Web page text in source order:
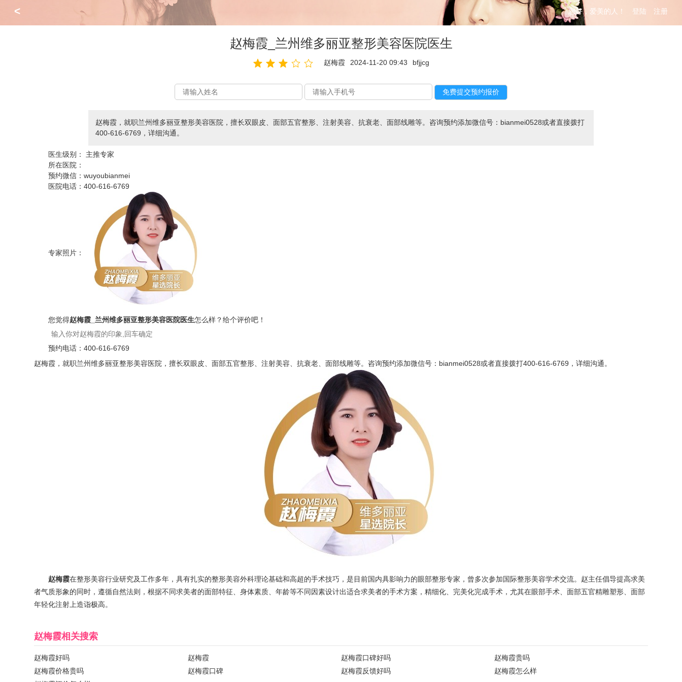
< 您好，爱美的人！ 登陆 注册
赵梅霞_兰州维多丽亚整形美容医院医生
赵梅霞 2024-11-20 09:43 bfjjcg
赵梅霞，就职兰州维多丽亚整形美容医院，擅长双眼皮、面部五官整形、注射美容、抗衰老、面部线雕等。咨询预约添加微信号：bianmei0528或者直接拨打
400-616-6769，详细沟通。
医生级别：
主推专家
所在医院：
预约微信：wuyoubianmei
医院电话：400-616-6769
专家照片：
您觉得赵梅霞_兰州维多丽亚整形美容医院医生怎么样？给个评价吧！
预约电话：400-616-6769
赵梅霞，就职兰州维多丽亚整形美容医院，擅长双眼皮、面部五官整形、注射美容、抗衰老、面部线雕等。咨询预约添加微信号：bianmei0528或者直接拨打400-616-6769，详细沟通。
赵梅霞在整形美容行业研究及工作多年，具有扎实的整形美容外科理论基础和高超的手术技巧，是目前国内具影响力的眼部整形专家，曾多次参加国际整形美容学术交流。赵主任倡导提高求美
者气质形象的同时，遵循自然法则，根据不同求美者的面部特征、身体素质、年龄等不同因素设计出适合求美者的手术方案，精细化、完美化完成手术，尤其在眼部手术、面部五官精雕塑形、面部
年轻化注射上造诣极高。
赵梅霞相关搜索
赵梅霞好吗 赵梅霞 赵梅霞口碑好吗
赵梅霞贵吗
赵梅霞价格贵吗
赵梅霞口碑 赵梅霞反馈好吗
赵梅霞怎么样